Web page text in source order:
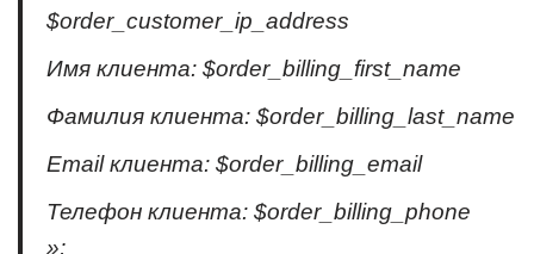
$order_customer_ip_address
Имя клиента: $order_billing_first_name
Фамилия клиента: $order_billing_last_name
Email клиента: $order_billing_email
Телефон клиента: $order_billing_phone
»;